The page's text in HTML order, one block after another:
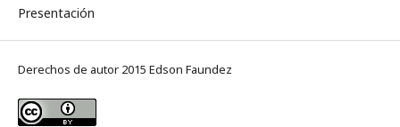
Presentación
Derechos de autor 2015 Edson Faundez